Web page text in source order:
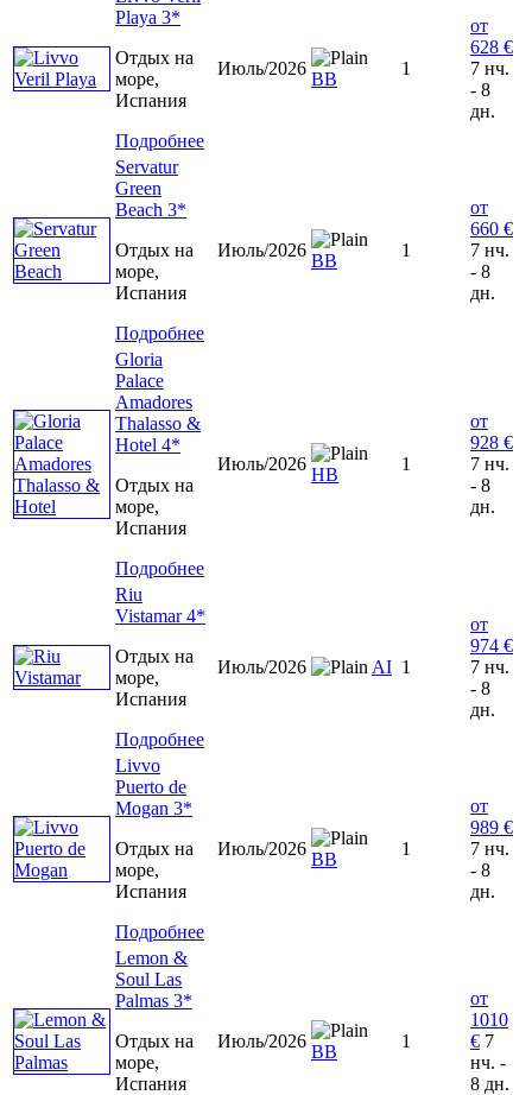
Playa 3*
Отдых на
море,
Испания
Подробнее
Июль/2026
BB
1
от
628 €
7 нч.
- 8
дн.
Servatur
Green
Beach 3*
Отдых на
море,
Испания
Подробнее
Июль/2026
BB
1
от
660 €
7 нч.
- 8
дн.
Gloria
Palace
Amadores
Thalasso &
Hotel 4*
Отдых на
море,
Испания
Подробнее
Июль/2026
HB
1
от
928 €
7 нч.
- 8
дн.
Riu
Vistamar 4*
Отдых на
море,
Испания
Подробнее
Июль/2026 AI 1
от
974 €
7 нч.
- 8
дн.
Livvo
Puerto de
Mogan 3*
Отдых на
море,
Испания
Подробнее
Июль/2026
BB
1
от
989 €
7 нч.
- 8
дн.
Lemon &
Soul Las
Palmas 3*
Отдых на
море,
Испания
Июль/2026
BB
1
от
1010
€ 7
нч. -
8 дн.